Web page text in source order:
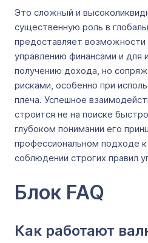
Это сложный и
существенную роль в
предоставляет возможности
управлению финансами и для
получению дохода, но
рисками, особенно при
плеча. Успешное
строится не на поиске
глубоком понимании его
профессиональном подходе к
соблюдении строгих правил
Блок FAQ
Как работают